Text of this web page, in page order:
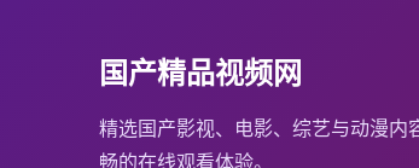
国产精品视频网
精选国产影视、电影、综艺与动漫内
畅的在线观看体验。